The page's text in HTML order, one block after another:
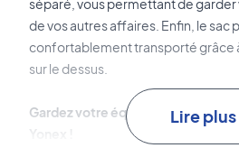
séparé, vous permettant de garder
de vos autres affaires. Enfin, le
confortablement transporté grâce
sur le dessus.
Gardez votre équipementLire plus